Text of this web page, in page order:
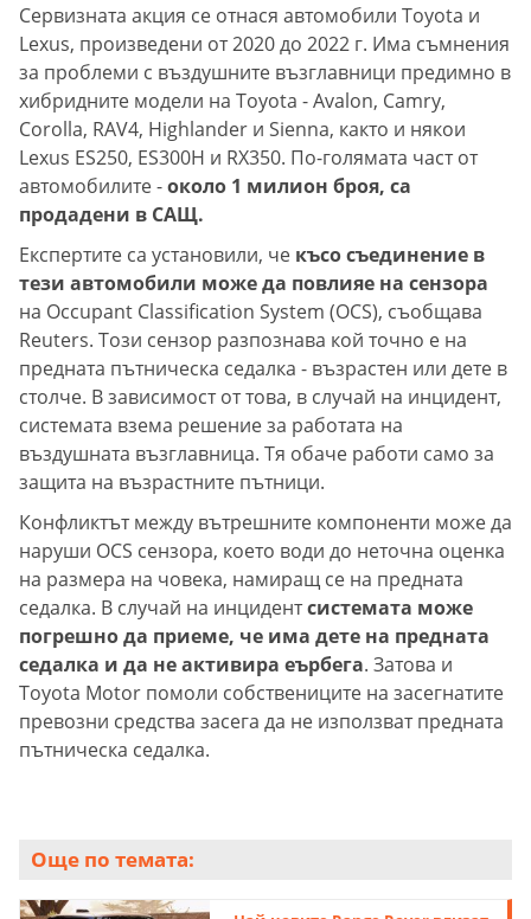
Сервизната акция се отнася автомобили Toyota и
Lexus, произведени от 2020 до 2022 г. Има съмнения
за проблеми с въздушните възглавници предимно в
хибридните модели на Toyota - Avalon, Camry,
Corolla, RAV4, Highlander и Sienna, както и някои
Lexus ES250, ES300H и RX350. По-голямата част от
автомобилите -около 1 милион броя, са
продадени в САЩ.
Експертите са установили, че късо съединение в
тези автомобили може да повлияе на сензора
на Occupant Classification System (OCS), съобщава
Reuters. Този сензор разпознава кой точно е на
предната пътническа седалка - възрастен или дете в
столче. В зависимост от това, в случай на инцидент,
системата взема решение за работата на
въздушната възглавница. Тя обаче работи само за
защита на възрастните пътници.
Конфликтът между вътрешните компоненти може да
наруши OCS сензора, което води до неточна оценка
на размера на човека, намиращ се на предната
седалка. В случай на инцидентсистемата може
погрешно да приеме, че има дете на предната
седалка и да не активира еърбега. Затова и
Toyota Motor помоли собствениците на засегнатите
превозни средства засега да не използват предната
пътническа седалка.
Още по темата: